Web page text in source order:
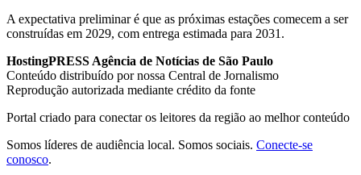
A expectativa preliminar é que as próximas estações comecem a ser
construídas em 2029, com entrega estimada para 2031.
HostingPRESS Agência de Notícias de São Paulo
Conteúdo distribuído por nossa Central de Jornalismo
Reprodução autorizada mediante crédito da fonte
Portal criado para conectar os leitores da região ao melhor conteúdo
Somos líderes de audiência local. Somos sociais. Conecte-se
conosco.